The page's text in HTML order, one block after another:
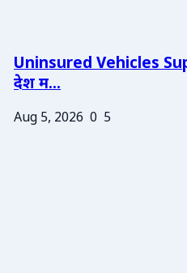
Uninsured Vehicles
देश म...
Aug 5, 2026 0 5